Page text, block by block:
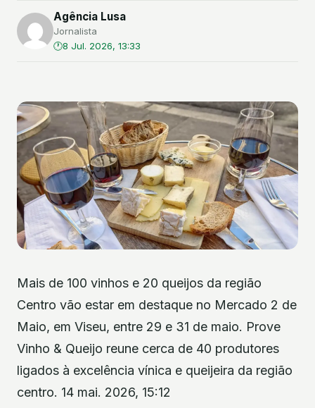
Agência Lusa
Jornalista
8 Jul. 2026, 13:33
Mais de 100 vinhos e 20 queijos da região
Centro vão estar em destaque no Mercado 2 de
Maio, em Viseu, entre 29 e 31 de maio. Prove
Vinho & Queijo reune cerca de 40 produtores
ligados à excelência vínica e queijeira da região
centro. 14 mai. 2026, 15:12